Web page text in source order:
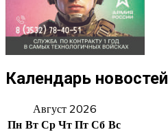
Календарь новостей
Август 2026
Пн Вт Ср Чт Пт Сб Вс